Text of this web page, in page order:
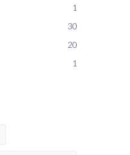
1
30
20
1